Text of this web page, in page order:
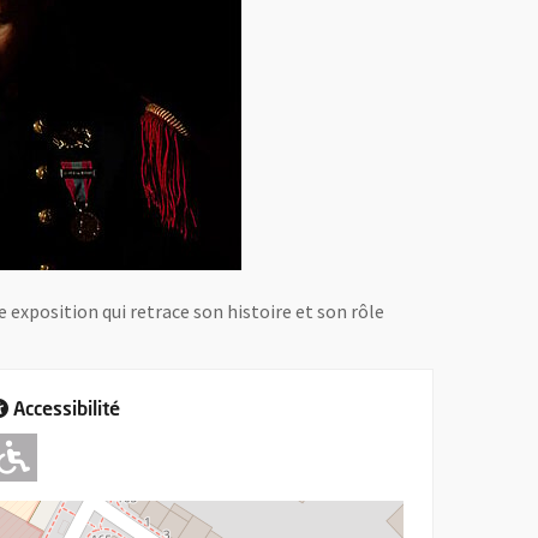
exposition qui retrace son histoire et son rôle
Accessibilité
Adapté pour l'handicap Moteur